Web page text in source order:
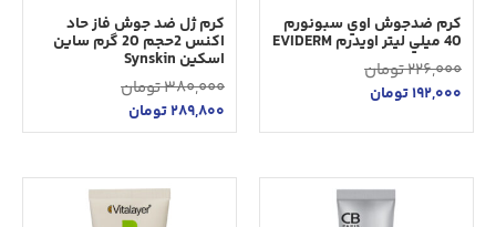
كرم ضدجوش اوي سبونورم
40 ميلي ليتر اویدرم EVIDERM
226,000تومان
192,000تومان
کرم ژل ضد جوش فاز حاد
اکنس 2حجم 20 گرم ساین
اسکین Synskin
380,000تومان
289,800تومان